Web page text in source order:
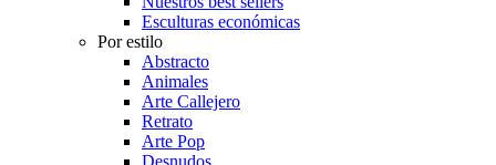
Esculturas económicas
Por estilo
Abstracto
Animales
Arte Callejero
Retrato
Arte Pop
Desnudos